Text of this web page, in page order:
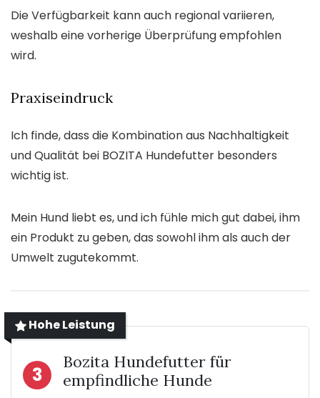
Die Verfügbarkeit kann auch regional variieren,
weshalb eine vorherige Überprüfung empfohlen
wird.
Praxiseindruck
Ich finde, dass die Kombination aus Nachhaltigkeit
und Qualität bei BOZITA Hundefutter besonders
wichtig ist.
Mein Hund liebt es, und ich fühle mich gut dabei, ihm
ein Produkt zu geben, das sowohl ihm als auch der
Umwelt zugutekommt.
Hohe Leistung
3
Bozita Hundefutter für
empfindliche Hunde